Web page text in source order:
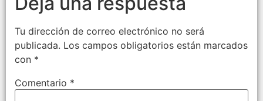
Tu dirección de correo electrónico no será
publicada. Los campos obligatorios están marcados
con *
Comentario *